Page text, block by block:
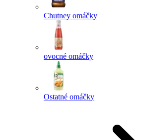
Chutney omáčky
ovocné omáčky
Ostatné omáčky